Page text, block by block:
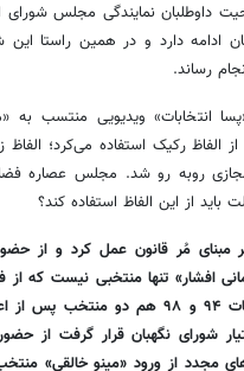
داوطلبان نمایندگی مجلس شورای
ادامه دارد و در همین راستا این
رساند.
انتخابات» ویدیویی منتسب به
الفاظ رکیک استفاده می‌کرد؛
روبه رو شد. مجلس عصاره
از این الفاظ استفاده کند؟
بر مبنای مُر قانون عمل کرد و از
افشار» تنها منتخبی نیست که از
عبور نکرد. در دو انتخابات ۹۴ و ۹۸ هم دو
شورای نگهبان قرار گرفت از
مجدد از ورود «مینو خالقی»